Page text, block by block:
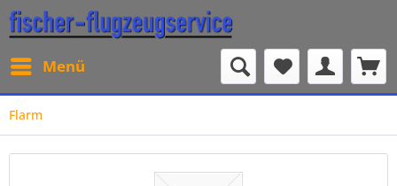
Menü
Flarm